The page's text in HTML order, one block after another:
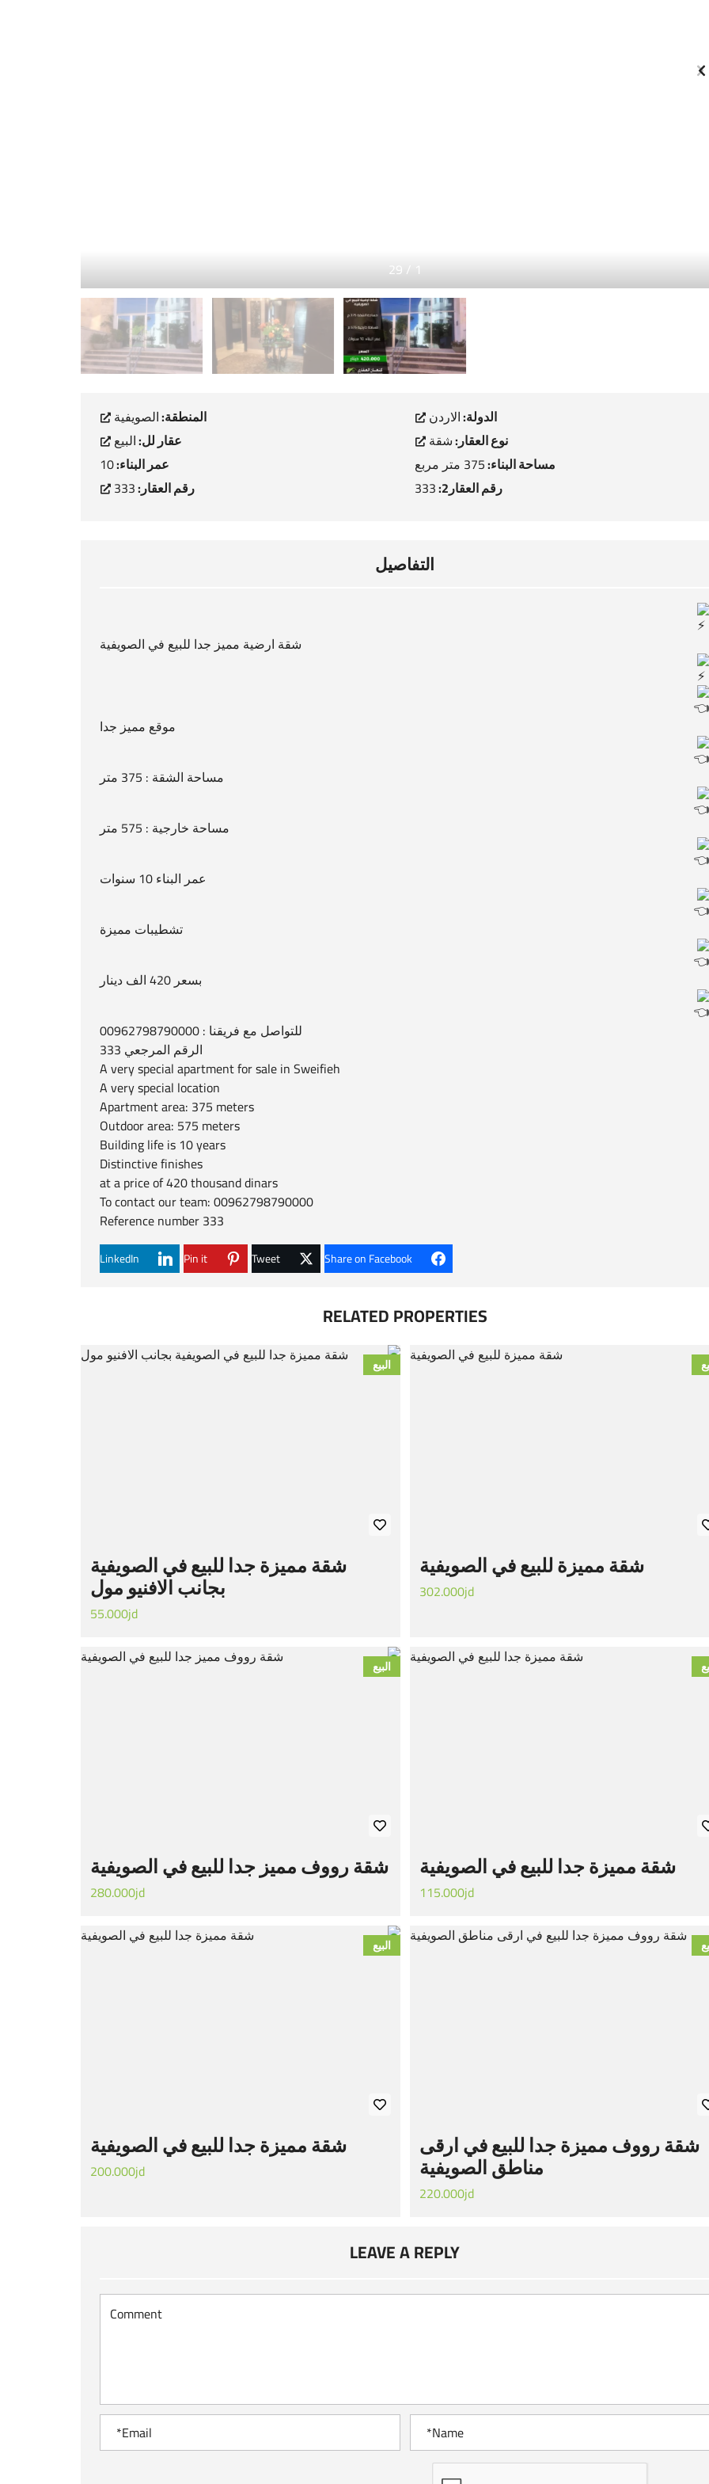
1
/
29
الدولة:الاردن المنطقة:الصويفية
نوع العقار:شقة عقار لل:البيع
مساحة البناء:375 متر مربع عمر البناء:10
رقم العقار2: 333 رقم العقار:333
التفاصيل
شقة ارضية مميز جدا للبيع في الصويفية
موقع مميز جدا
مساحة الشقة : 375 متر
مساحة خارجية : 575 متر
عمر البناء 10 سنوات
تشطيبات مميزة
بسعر 420 الف دينار
للتواصل مع فريقنا : 00962798790000
الرقم المرجعي 333
A very special apartment for sale in Sweifieh
A very special location
Apartment area: 375 meters
Outdoor area: 575 meters
Building life is 10 years
Distinctive finishes
at a price of 420 thousand dinars
To contact our team: 00962798790000
Reference number 333
Share on Facebook
Tweet
Pin it
LinkedIn
RELATED PROPERTIES
شقة مميزة للبيع في الصويفية
302.000jd
البيع
شقة مميزة جدا للبيع في الصويفية
بجانب الافنيو مول
55.000jd
شقة مميزة جدا للبيع في الصويفية
115.000jd
البيع
شقة رووف مميز جدا للبيع في الصويفية
280.000jd
شقة رووف مميزة جدا للبيع في ارقى
مناطق الصويفية
220.000jd
البيع
شقة مميزة جدا للبيع في الصويفية
200.000jd
LEAVE A REPLY